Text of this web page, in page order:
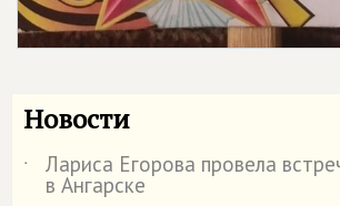
Новости
˙ Лариса Егорова провела
в Ангарске